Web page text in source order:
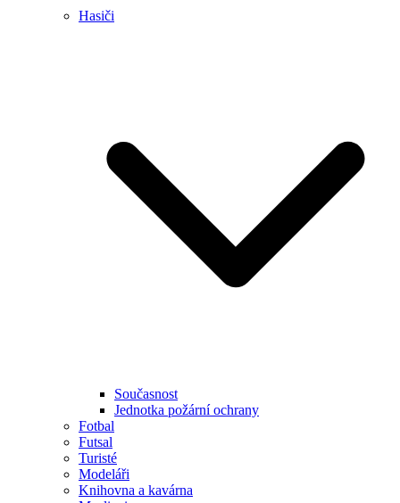
Hasiči
Současnost
Jednotka požární ochrany
Fotbal
Futsal
Turisté
Modeláři
Knihovna a kavárna